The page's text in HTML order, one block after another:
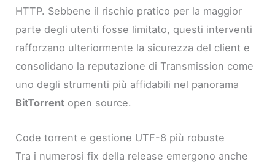
HTTP. Sebbene il rischio pratico per la maggior
parte degli utenti fosse limitato, questi interventi
rafforzano ulteriormente la sicurezza del client e
consolidano la reputazione di Transmission come
uno degli strumenti più affidabili nel panorama
BitTorrent open source.
Code torrent e gestione UTF-8 più robuste
Tra i numerosi fix della release emergono anche